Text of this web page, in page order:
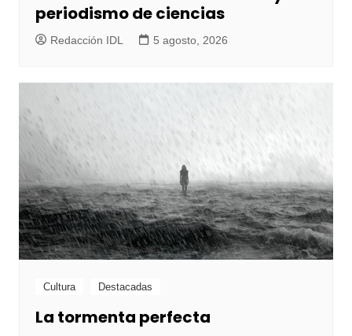
periodismo de ciencias
Redacción IDL 5 agosto, 2026
Cultura Destacadas
La tormenta perfecta